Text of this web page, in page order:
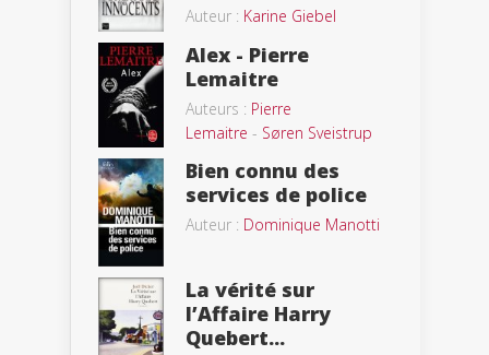
Auteur : Karine Giebel
Alex - Pierre
Lemaitre
Auteurs : Pierre
Lemaitre - Søren Sveistrup
Bien connu des
services de police
Auteur : Dominique Manotti
La vérité sur
l’Affaire Harry
Quebert...